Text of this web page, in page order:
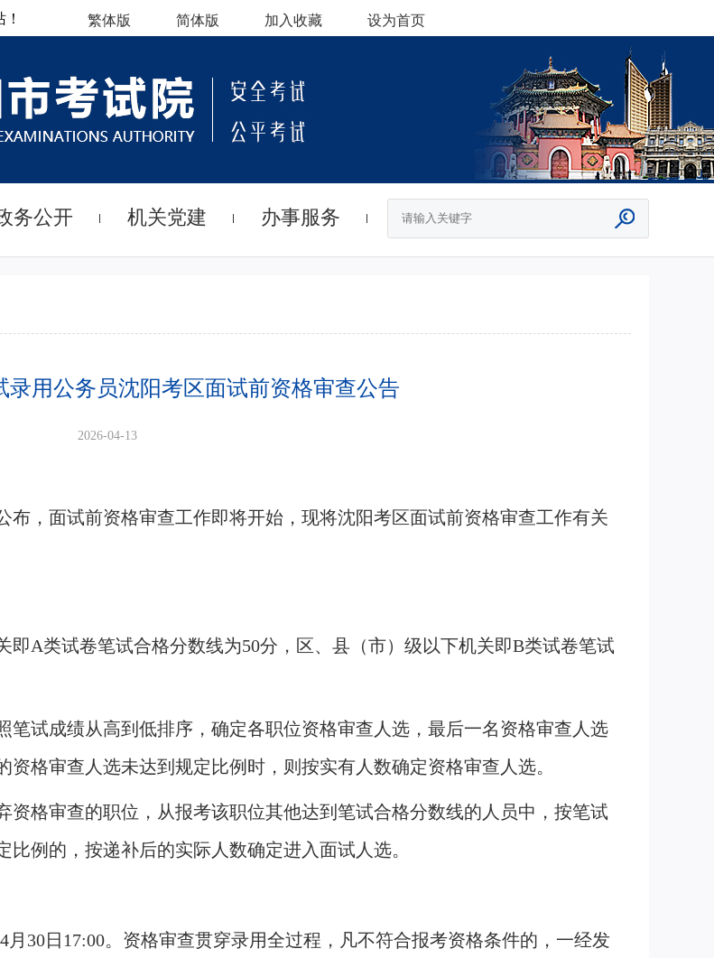
设为首页
加入收藏
简体版
繁体版
务公开 机关党建 办事服务
录用公务员沈阳考区面试前资格审查公告
2026-04-13
布，面试前资格审查工作即将开始，现将沈阳考区面试前资格审查工作有关
即A类试卷笔试合格分数线为50分，区、县（市）级以下机关即B类试卷笔试
笔试成绩从高到低排序，确定各职位资格审查人选，最后一名资格审查人选
格审查人选未达到规定比例时，则按实有人数确定资格审查人选。
资格审查的职位，从报考该职位其他达到笔试合格分数线的人员中，按笔试
例的，按递补后的实际人数确定进入面试人选。
月30日17:00。资格审查贯穿录用全过程，凡不符合报考资格条件的，一经发